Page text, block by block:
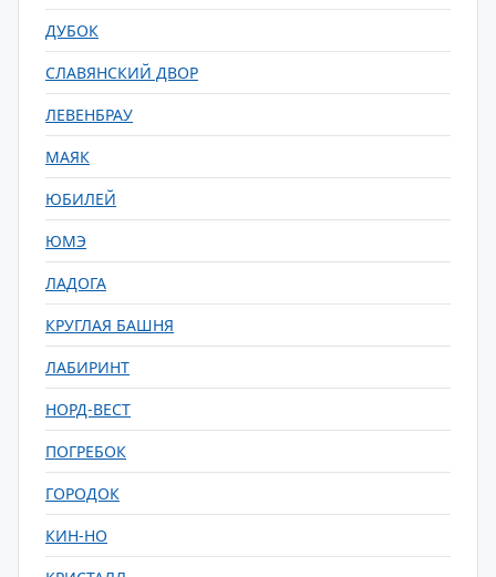
ДУБОК
СЛАВЯНСКИЙ ДВОР
ЛЕВЕНБРАУ
МАЯК
ЮБИЛЕЙ
ЮМЭ
ЛАДОГА
КРУГЛАЯ БАШНЯ
ЛАБИРИНТ
НОРД-ВЕСТ
ПОГРЕБОК
ГОРОДОК
КИН-НО